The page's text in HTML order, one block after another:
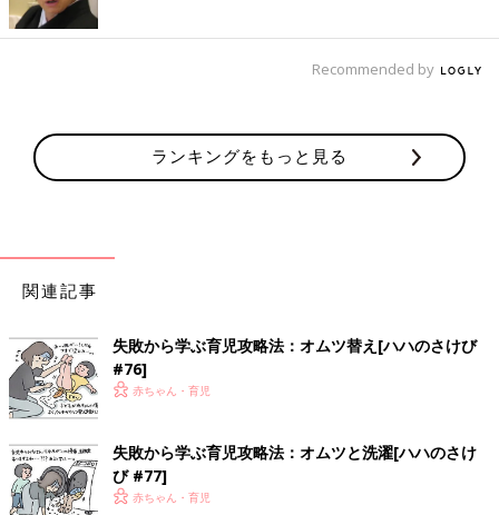
みんな嫌がりつつもこなしていたけど、うちの子は口を開けるの
を断固拒否。先生も補助の方も苦笑いで、順番を何人か飛ばして
もらってやっとなんとか･･･。しかも通常は保護者が抱っこして
りなわが子にひきました。
その後の身体測定もグダグダになりかけたけど、補助の方にまた
助けられ、自分の無力さを痛感しました。そしてスタッフの方に
検尿問題！どうやって乗り切る？
事前準備としてママたちに突きつけられる『検尿問題』！自分以
外の尿をとるなんて初めてのママがほとんどのはず。先輩ママた
ちはどうやって乗り切って提出したのでしょうか。
オムツとれていなくてもこの方法ならOK
うちの子は3歳のときはまったくトイレですることも出来ず、完
Recommended by
ランキングをもっと見る
関連記事
失敗から学ぶ育児攻略法：オムツ替え[ハハのさけび
#76]
赤ちゃん・育児
失敗から学ぶ育児攻略法：オムツと洗濯[ハハのさけ
び #77]
赤ちゃん・育児